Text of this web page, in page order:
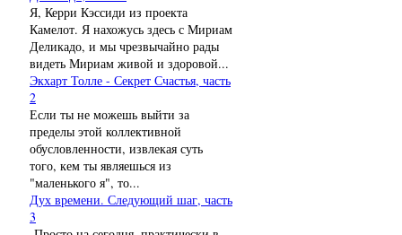
Я, Керри Кэссиди из проекта
Камелот. Я нахожусь здесь с Мириам
Деликадо, и мы чрезвычайно рады
видеть Мириам живой и здоровой...
Экхарт Толле - Секрет Счастья, часть
2
Если ты не можешь выйти за
пределы этой коллективной
обусловленности, извлекая суть
того, кем ты являешься из
"маленького я", то...
Дух времени. Следующий шаг, часть
3